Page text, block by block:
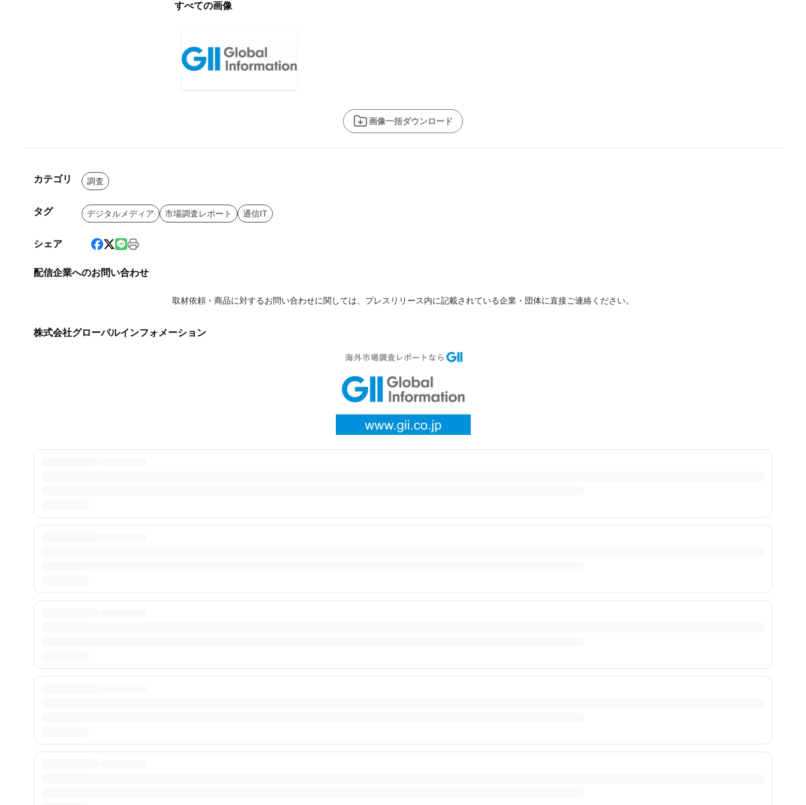
すべての画像
画像一括ダウンロード
カテゴリ 調査
タグ デジタルメディア 市場調査レポート 通信IT
シェア
配信企業へのお問い合わせ
取材依頼・商品に対するお問い合わせに関しては、プレスリリース内に記載されている企業・団体に直接ご連絡ください。
株式会社グローバルインフォメーション